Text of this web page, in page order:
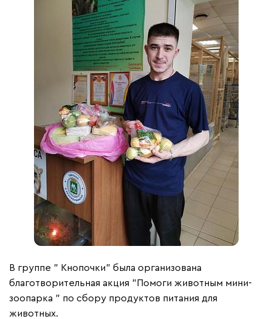
В группе " Кнопочки" была организована
благотворительная акция "Помоги животным мини-
зоопарка " по сбору продуктов питания для
животных.